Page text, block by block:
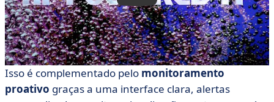
Isso é complementado pelo monitoramento
proativo graças a uma interface clara, alertas